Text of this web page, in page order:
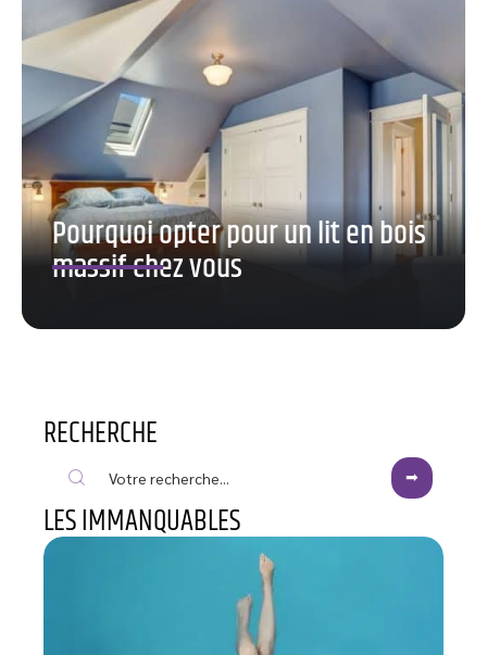
Pourquoi opter pour un lit en bois
massif chez vous
RECHERCHE
LES IMMANQUABLES